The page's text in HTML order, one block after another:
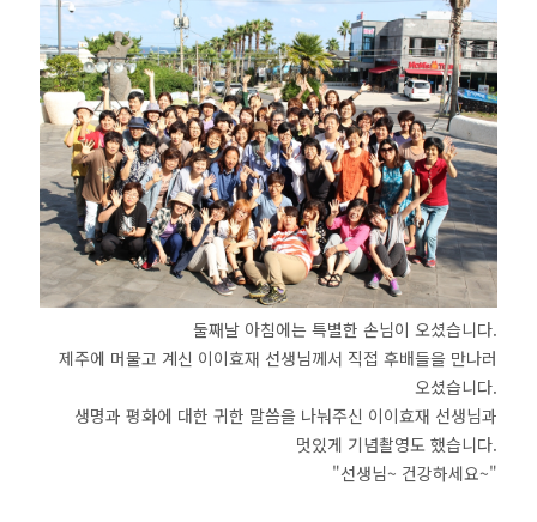
둘째날 아침에는 특별한 손님이 오셨습니다.
제주에 머물고 계신 이이효재 선생님께서 직접 후배들을 만나러
오셨습니다.
생명과 평화에 대한 귀한 말씀을 나눠주신 이이효재 선생님과
멋있게 기념촬영도 했습니다.
"선생님~ 건강하세요~"